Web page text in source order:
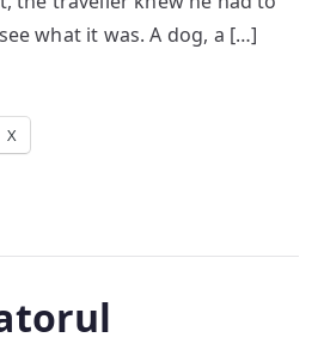
what it was. A dog, a […]
X